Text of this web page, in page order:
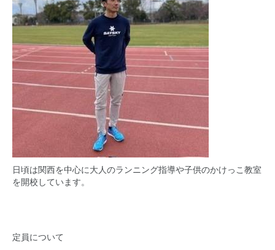
日頃は関西を中心に大人のランニング指導や子供のかけっこ教室
を開校しています。
定員について